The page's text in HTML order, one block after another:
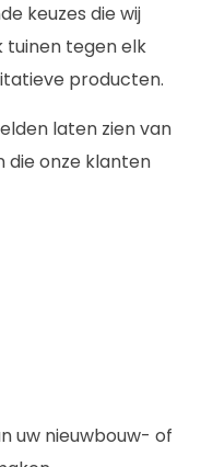
keuzes die wij
tuinen tegen elk
producten.
laten zien van
die onze klanten
uw nieuwbouw- of